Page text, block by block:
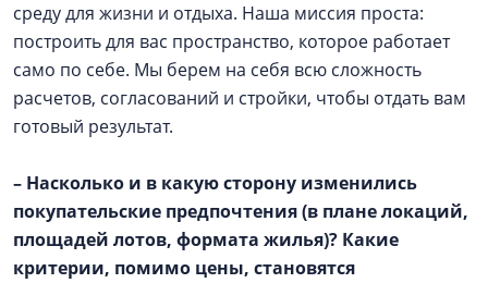
среду для жизни и отдыха. Наша миссия проста:
построить для вас пространство, которое работает
само по себе. Мы берем на себя всю сложность
расчетов, согласований и стройки, чтобы отдать вам
готовый результат.
– Насколько и в какую сторону изменились
покупательские предпочтения (в плане локаций,
площадей лотов, формата жилья)? Какие
критерии, помимо цены, становятся